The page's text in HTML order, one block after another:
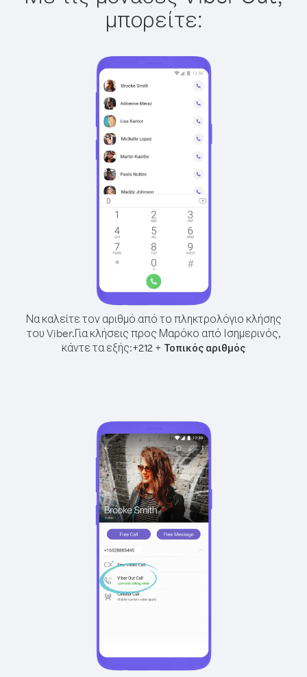
μπορείτε:
Να καλείτε τον αριθμό από το πληκτρολόγιο κλήσης
του Viber.Για κλήσεις προς Μαρόκο από Ισημερινός,
κάντε τα εξής:+212 + Τοπικός αριθμός